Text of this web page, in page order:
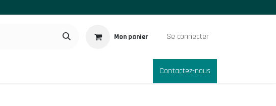
Mon panier Se connecter
Contactez-nous